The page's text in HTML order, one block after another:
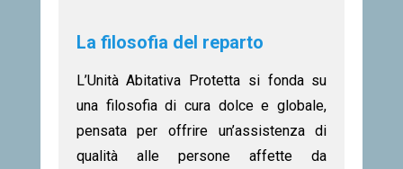
La filosofia del reparto
L’Unità Abitativa Protetta si fonda su
una filosofia di cura dolce e globale,
pensata per offrire un’assistenza di
qualità alle persone affette da